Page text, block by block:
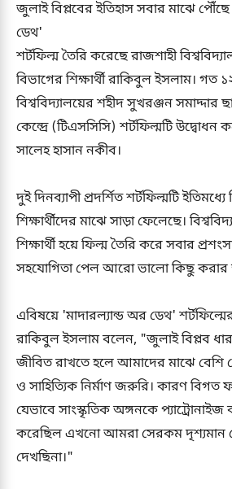
জুলাই বিপ্লবের ইতিহাস সবার মাঝে
ডেথ'
শর্টফিল্ম তৈরি করেছে রাজশাহী
বিভাগের শিক্ষার্থী রাকিবুল ইসলাম। গত
বিশ্ববিদ্যালয়ের শহীদ সুখরঞ্জন সমাদ্দার
কেন্দ্রে (টিএসসিসি) শর্টফিল্মটি উদ্বোধন
সালেহ হাসান নকীব।
দুই দিনব্যাপী প্রদর্শিত শর্টফিল্মটি ইতিমধ্যে
শিক্ষার্থীদের মাঝে সাড়া ফেলেছে।
শিক্ষার্থী হয়ে ফিল্ম তৈরি করে সবার
সহযোগিতা পেল আরো ভালো কিছু করার
এবিষয়ে 'মাদারল্যান্ড অর ডেথ'
রাকিবুল ইসলাম বলেন, "জুলাই বিপ্লব
জীবিত রাখতে হলে আমাদের মাঝে বেশি
ও সাহিত্যিক নির্মাণ জরুরি। কারণ বিগত
যেভাবে সাংস্কৃতিক অঙ্গনকে
করেছিল এখনো আমরা সেরকম দৃশ্যমান
দেখছিনা।"